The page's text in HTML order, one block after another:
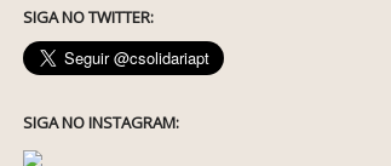
SIGA NO TWITTER:
SIGA NO INSTAGRAM: